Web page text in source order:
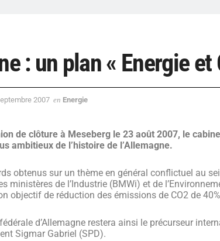
: un plan « Energie
2007 en Energie
de clôture à Meseberg le 23 août 2007, le
ambitieux de l’histoire de l’Allemagne.
obtenus sur un thème en général conflictuel au
ministères de l’Industrie (BMWi) et de
objectif de réduction des émissions de CO2 de
d’Allemagne restera ainsi le précurseur
Sigmar Gabriel (SPD).